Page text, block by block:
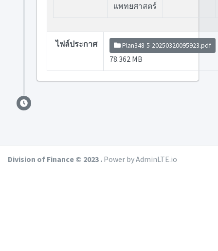
แพทยศาสตร์
ไฟล์ประกาศ Plan348-5-20250320095923.pdf
78.362 MB
Division of Finance © 2023 . Power by AdminLTE.io